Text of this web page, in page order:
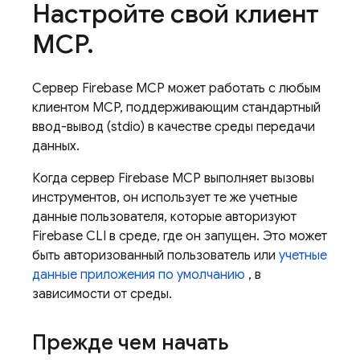
Настройте свой клиент
MCP.
Сервер Firebase MCP может работать с любым
клиентом MCP, поддерживающим стандартный
ввод-вывод (stdio) в качестве среды передачи
данных.
Когда сервер Firebase MCP выполняет вызовы
инструментов, он использует те же учетные
данные пользователя, которые авторизуют
Firebase CLI в среде, где он запущен. Это может
быть авторизованный пользователь или учетные
данные приложения по умолчанию , в
зависимости от среды.
Прежде чем начать